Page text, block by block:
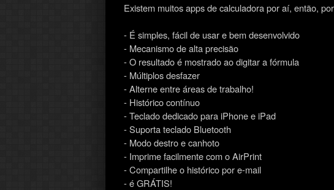
Existem muitos apps de calculadora por aí, então,
- É simples, fácil de usar e bem desenvolvido
- Mecanismo de alta precisão
- O resultado é mostrado ao digitar a fórmula
- Múltiplos desfazer
- Alterne entre áreas de trabalho!
- Histórico contínuo
- Teclado dedicado para iPhone e iPad
- Suporta teclado Bluetooth
- Modo destro e canhoto
- Imprime facilmente com o AirPrint
- Compartilhe o histórico por e-mail
- é GRÁTIS!